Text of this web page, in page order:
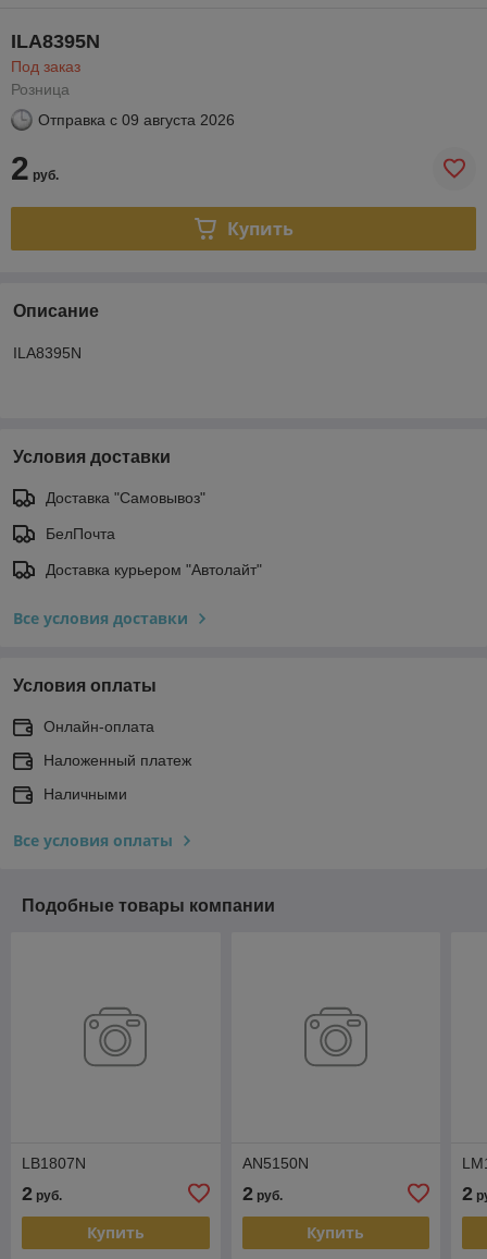
ILA8395N
Под заказ
Розница
Отправка с 09 августа 2026
2 руб.
Купить
Описание
ILA8395N
Условия доставки
Доставка "Самовывоз"
БелПочта
Доставка курьером "Автолайт"
Все условия доставки
Условия оплаты
Онлайн-оплата
Наложенный платеж
Наличными
Все условия оплаты
Подобные товары компании
LB1807N
2 руб.
Купить
AN5150N
2руб.
Купить
2